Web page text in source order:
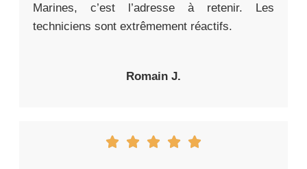
Marines, c’est l’adresse à retenir. Les
techniciens sont extrêmement réactifs.
Romain J.